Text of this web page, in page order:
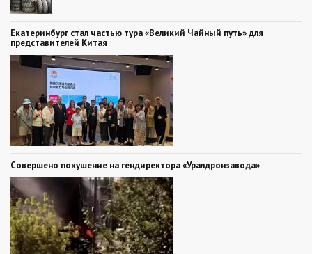
Екатеринбург стал частью тура «Великий Чайный путь» для
представителей Китая
Совершено покушение на гендиректора «Уралдронзавода»